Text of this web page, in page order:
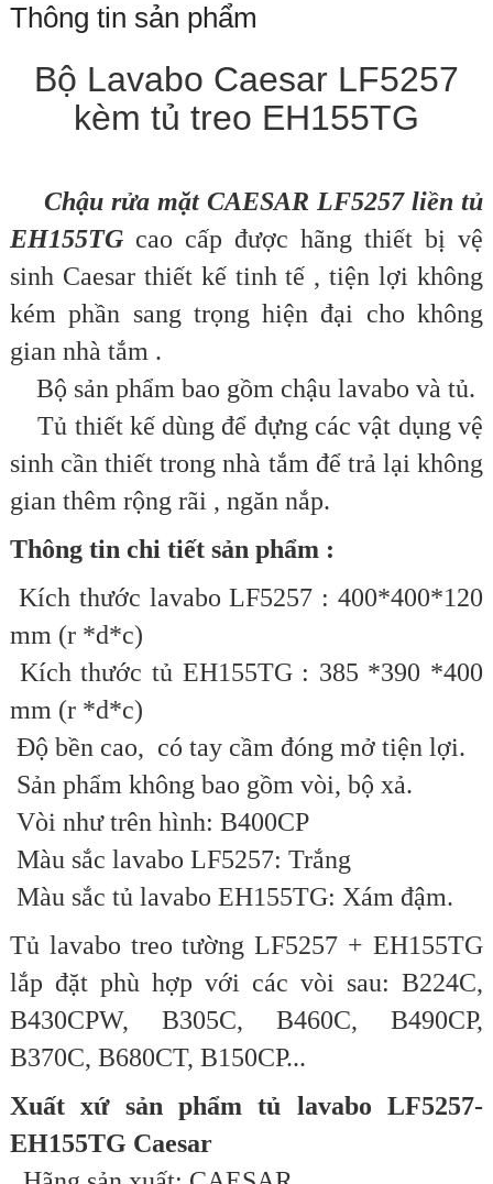
Thông tin sản phẩm
Bộ Lavabo Caesar LF5257
kèm tủ treo EH155TG
Chậu rửa mặt CAESAR LF5257 liền tủ
EH155TGcao cấp được hãng thiết bị vệ
sinh Caesar thiết kế tinh tế , tiện lợi không
kém phần sang trọng hiện đại cho không
gian nhà tắm .
Bộ sản phẩm bao gồm chậu lavabo và tủ.
Tủ thiết kế dùng để đựng các vật dụng vệ
sinh cần thiết trong nhà tắm để trả lại không
gian thêm rộng rãi , ngăn nắp.
Thông tin chi tiết sản phẩm :
Kích thước lavabo LF5257 : 400*400*120
mm (r *d*c)
Kích thước tủ EH155TG : 385 *390 *400
mm (r *d*c)
Độ bền cao, có tay cầm đóng mở tiện lợi.
Sản phẩm không bao gồm vòi, bộ xả.
Vòi như trên hình: B400CP
Màu sắc lavabo LF5257: Trắng
Màu sắc tủ lavabo EH155TG: Xám đậm.
Tủ lavabo treo tường LF5257 + EH155TG
lắp đặt phù hợp với các vòi sau: B224C,
B430CPW, B305C, B460C, B490CP,
B370C, B680CT, B150CP...
Xuất xứ sản phẩm tủ lavabo LF5257-
EH155TG Caesar